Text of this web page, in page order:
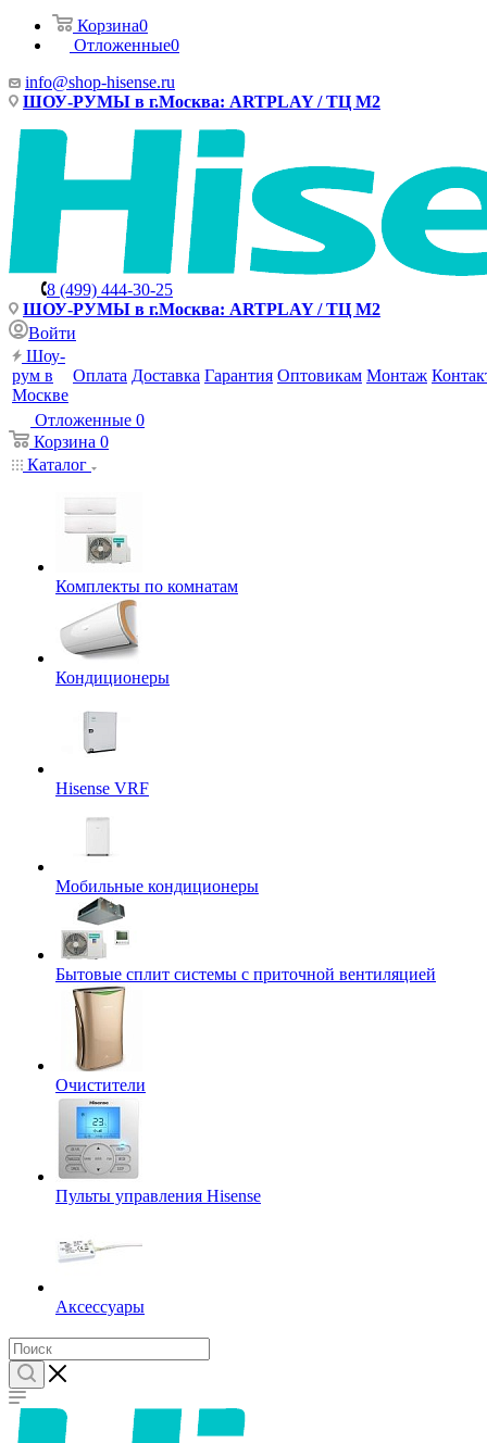
Корзина0
Отложенные0
info@shop-hisense.ru
ШОУ-РУМЫ в г.Москва: ARTPLAY / ТЦ М2
8 (499) 444-30-25
ШОУ-РУМЫ в г.Москва: ARTPLAY / ТЦ М2
Войти
Шоу-
рум в
Москве
Оплата Доставка Гарантия Оптовикам Монтаж
Отложенные 0
Корзина 0
Каталог
Комплекты по комнатам
Кондиционеры
Hisense VRF
Мобильные кондиционеры
Бытовые сплит системы с приточной вентиляцией
Очистители
Пульты управления Hisense
Аксессуары